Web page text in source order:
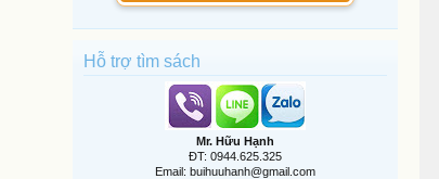
Hỗ trợ tìm sách
Mr. Hữu Hạnh
ĐT: 0944.625.325
Email: buihuuhanh@gmail.com